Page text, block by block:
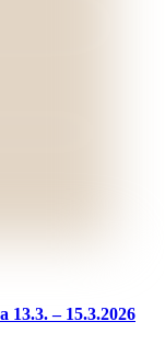
13.3. – 15.3.2026